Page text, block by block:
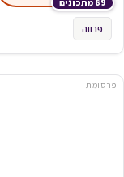
89 מתכונים
פרווה
פרסומת